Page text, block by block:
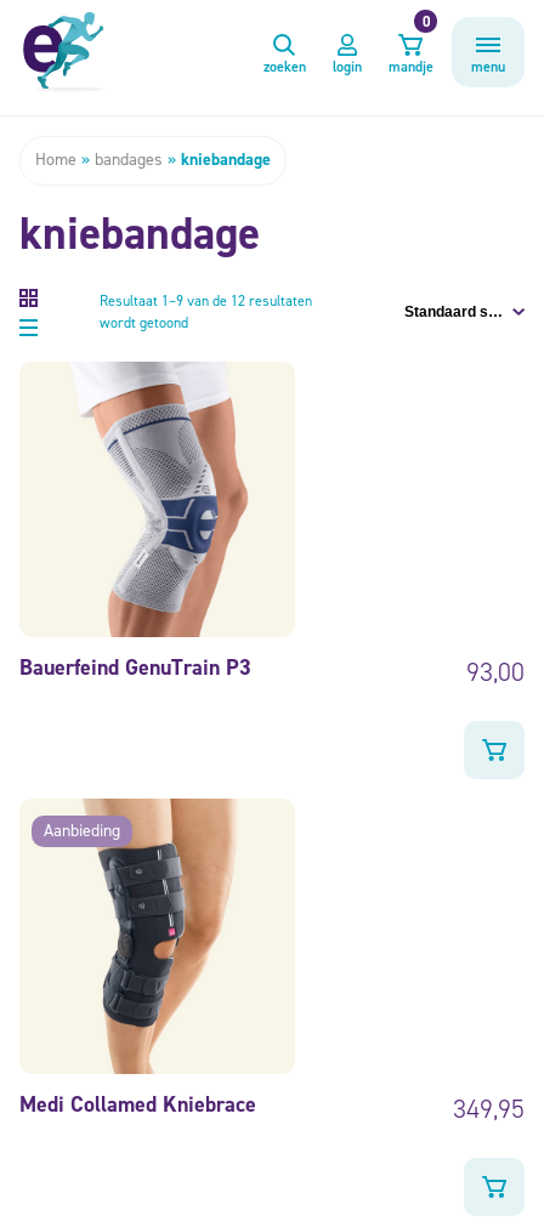
zoeken login mandje
0
menu
Home » bandages » kniebandage
kniebandage
Resultaat 1–9 van de 12 resultaten
wordt getoond
Bauerfeind GenuTrain P3 93,00
Aanbieding
Medi Collamed Kniebrace 349,95